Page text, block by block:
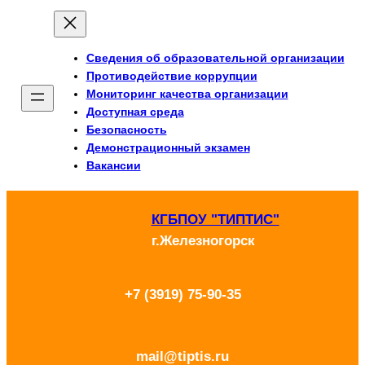
Перейти
содержимому
Сведения об образовательной организации
Противодействие коррупции
Мониторинг качества организации
Доступная среда
Безопасность
Демонстрационный экзамен
Вакансии
КГБПОУ "ТИПТИС"
г.Железногорск
+7 (3919) 75-90-35
mail@tiptis.ru